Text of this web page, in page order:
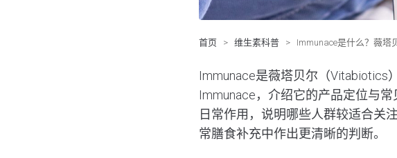
首页 > 维生素科普 > Immunace是什么？薇塔
Immunace是薇塔贝尔 （
Immunace，介绍它的产品定位与
日常作用，说明哪些人群较适合关
常膳食补充中作出更清晰的判断。